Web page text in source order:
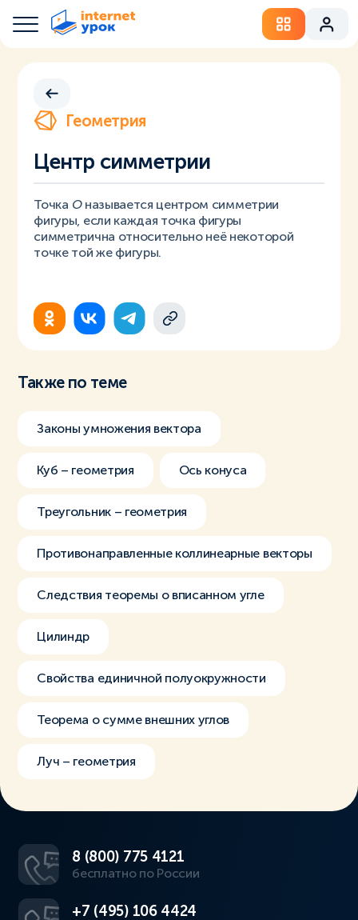
Геометрия
Центр симметрии
Точка Оназывается центром симметрии
фигуры, если каждая точка фигуры
симметрична относительно неё некоторой
точке той же фигуры.
Также по теме
Законы умножения вектора
Куб – геометрия Ось конуса
Треугольник – геометрия
Противонаправленные коллинеарные векторы
Следствия теоремы о вписанном угле
Цилиндр
Свойства единичной полуокружности
Теорема о сумме внешних углов
Луч – геометрия
8 (800) 775 4121
бесплатно по России
+7 (495) 106 4424